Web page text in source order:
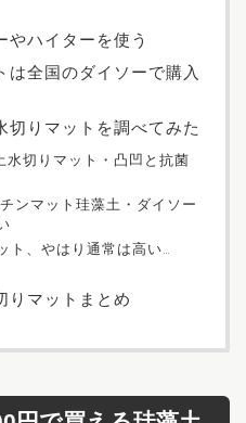
やハイターを使う
は全国のダイソーで購入
りマットを調べてみた
水切りマット・凸凹と抗菌
チンマット珪藻土・ダイソー
ト、やはり通常は高い…
りマットまとめ